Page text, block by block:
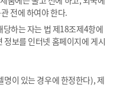
전에 하여야 한다.
하는 자는 법 제18조제4항에
정보를 인터넷 홈페이지에 게시
이 있는 경우에 한정한다), 제